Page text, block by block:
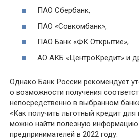
ПАО Сбербанк,
ПАО «Совкомбанк»,
ПАО Банк «ФК Открытие»,
АО АКБ «ЦентроКредит» и
Однако Банк России рекомендует
о возможности получения
непосредственно в выбранном
«Как получить льготный кредит
можно найти полезную
предпринимателей в 2022 году.